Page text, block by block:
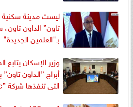
ليست مدينة سكنية
تاون” الداون
بـ"العلمين الجديدة"
وزير الإسكان
أبراج ”الداون
التى تنفذها شركة ”cscec” الصينية